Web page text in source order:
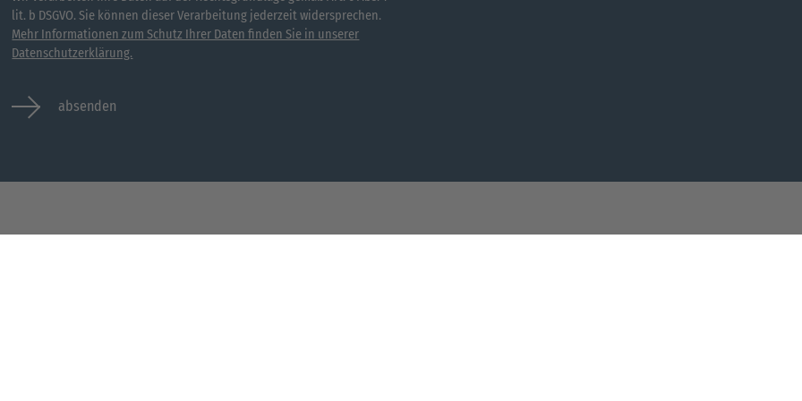
lit. b DSGVO. Sie können dieser Verarbeitung jederzeit widersprechen.
Mehr Informationen zum Schutz Ihrer Daten finden Sie in unserer
Datenschutzerklärung.
absenden